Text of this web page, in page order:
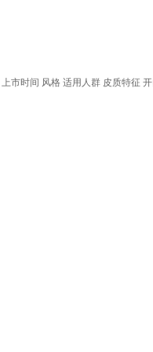
上市时间 风格 适用人群 皮质特征